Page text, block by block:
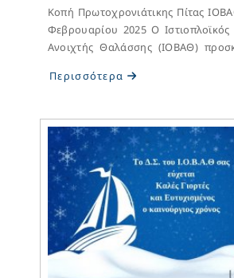
Κοπή Πρωτοχρονιάτικης Πίτας
Φεβρουαρίου 2025 Ο Ιστιοπλοϊκός Όμιλος Βόλου
Ανοιχτής Θαλάσσης (ΙΟΒΑΘ)
εκδήλωση κοπής της
2025 στα γραφεία του Ομίλου.
Περισσότερα